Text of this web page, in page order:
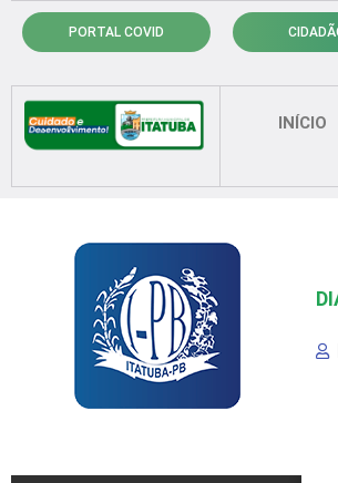
para
conteúdo
PORTAL COVID
INÍCIO